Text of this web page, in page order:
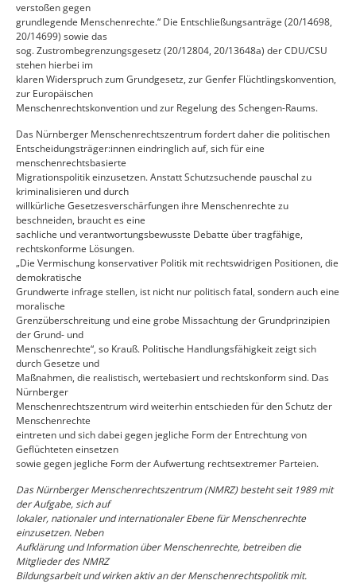
verstoßen gegen
grundlegende Menschenrechte.“ Die Entschließungsanträge (20/14698,
20/14699) sowie das
sog. Zustrombegrenzungsgesetz (20/12804, 20/13648a) der CDU/CSU
stehen hierbei im
klaren Widerspruch zum Grundgesetz, zur Genfer Flüchtlingskonvention,
zur Europäischen
Menschenrechtskonvention und zur Regelung des Schengen-Raums.
Das Nürnberger Menschenrechtszentrum fordert daher die politischen
Entscheidungsträger:innen eindringlich auf, sich für eine
menschenrechtsbasierte
Migrationspolitik einzusetzen. Anstatt Schutzsuchende pauschal zu
kriminalisieren und durch
willkürliche Gesetzesverschärfungen ihre Menschenrechte zu
beschneiden, braucht es eine
sachliche und verantwortungsbewusste Debatte über tragfähige,
rechtskonforme Lösungen.
„Die Vermischung konservativer Politik mit rechtswidrigen Positionen, die
demokratische
Grundwerte infrage stellen, ist nicht nur politisch fatal, sondern auch eine
moralische
Grenzüberschreitung und eine grobe Missachtung der Grundprinzipien
der Grund- und
Menschenrechte“, so Krauß. Politische Handlungsfähigkeit zeigt sich
durch Gesetze und
Maßnahmen, die realistisch, wertebasiert und rechtskonform sind. Das
Nürnberger
Menschenrechtszentrum wird weiterhin entschieden für den Schutz der
Menschenrechte
eintreten und sich dabei gegen jegliche Form der Entrechtung von
Geflüchteten einsetzen
sowie gegen jegliche Form der Aufwertung rechtsextremer Parteien.
Das Nürnberger Menschenrechtszentrum (NMRZ) besteht seit 1989 mit
der Aufgabe, sich auf
lokaler, nationaler und internationaler Ebene für Menschenrechte
einzusetzen. Neben
Aufklärung und Information über Menschenrechte, betreiben die
Mitglieder des NMRZ
Bildungsarbeit und wirken aktiv an der Menschenrechtspolitik mit.